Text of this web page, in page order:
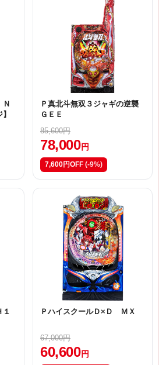
Ｎ
Ｐ真北斗無双３ジャギの逆襲
ＧＥＥ
85,600円
78,000 円
7,600円OFF (-9%)
１
ＰハイスクールＤ×Ｄ ＭＸ
67,000円
60,600 円